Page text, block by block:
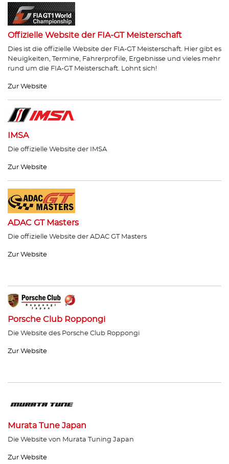
Offizielle Website der FIA-GT Meisterschaft
Dies ist die offizielle Website der FIA-GT Meisterschaft. Hier gibt es
Neuigkeiten, Termine, Fahrerprofile, Ergebnisse und vieles mehr
rund um die FIA-GT Meisterschaft. Lohnt sich!
Zur Website
IMSA
Die offizielle Website der IMSA
Zur Website
ADAC GT Masters
Die offizielle Website der ADAC GT Masters
Zur Website
Porsche Club Roppongi
Die Website des Porsche Club Roppongi
Zur Website
Murata Tune Japan
Die Website von Murata Tuning Japan
Zur Website